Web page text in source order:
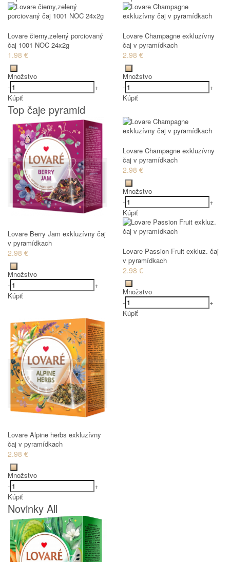
Lovare čierny,zelený porciovaný
čaj 1001 NOC 24x2g
1.98 €
Množstvo
-
+
Kúpiť
Lovare Champagne exkluzívny
čaj v pyramídkach
2.98 €
Množstvo
-
+
Kúpiť
Top čaje pyramid
Lovare Berry Jam exkluzívny čaj
v pyramídkach
2.98 €
Množstvo
-
+
Kúpiť
Lovare Champagne exkluzívny
čaj v pyramídkach
2.98 €
Množstvo
-
+
Kúpiť
Lovare Passion Fruit exkluz. čaj
v pyramídkach
2.98 €
Množstvo
-
+
Kúpiť
Lovare Alpine herbs exkluzívny
čaj v pyramídkach
2.98 €
Množstvo
-
+
Kúpiť
Novinky All